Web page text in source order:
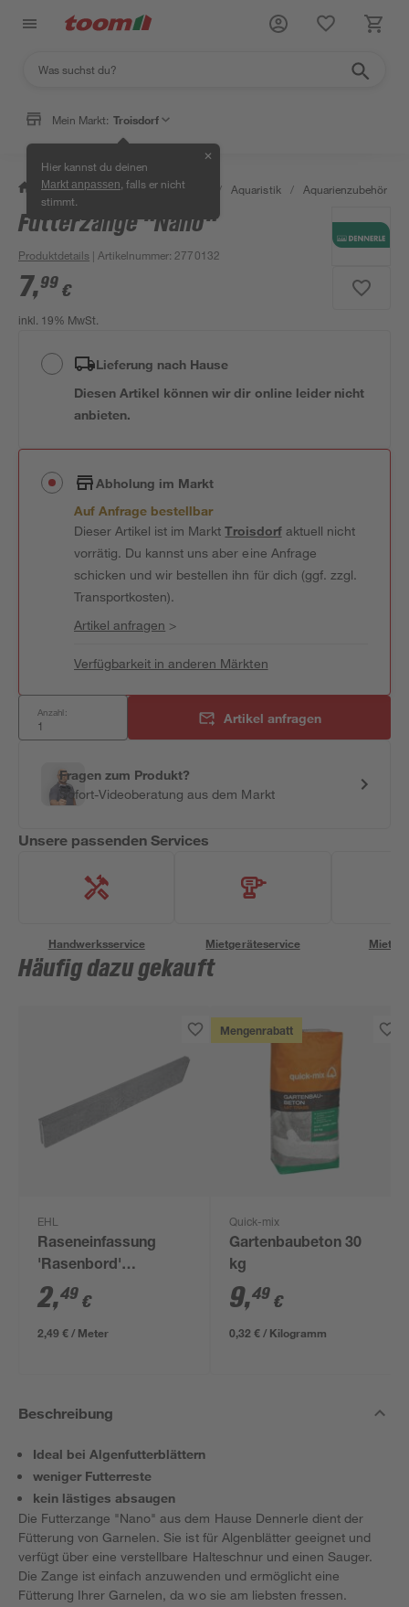
Mein Markt: Troisdorf
Hier kannst du deinen
Markt anpassen , falls er nicht
stimmt.
✕
/ Garten & Freizeit / Tierbedarf / Aquaristik / Aquarienzubehör
Futterzange "Nano"
Produktdetails | Artikelnummer: 2770132
7,99 €
inkl. 19% MwSt.
Lieferung nach Hause
Diesen Artikel können wir dir online leider nicht
anbieten.
Abholung im Markt
Auf Anfrage bestellbar
Dieser Artikel ist im MarktTroisdorfaktuell nicht
vorrätig. Du kannst uns aber eine Anfrage
schicken und wir bestellen ihn für dich (ggf. zzgl.
Transportkosten).
Artikel anfragen >
Verfügbarkeit in anderen Märkten
Anzahl: Artikel anfragen
Fragen zum Produkt?
Sofort-Videoberatung aus dem Markt
Unsere passenden Services
Handwerksservice Mietgeräteservice
Häufig dazu gekauft
EHL
Raseneinfassung
'Rasenbord'
beidseitig abgerundet
5 x 25 x 100 cm grau
2,49 €
2,49 € / Meter
Mengenrabatt
Quick-mix
Gartenbaubeton 30
kg
9,49 €
0,32 € / Kilogramm
Beschreibung
Ideal bei Algenfutterblättern
weniger Futterreste
kein lästiges absaugen
Die Futterzange "Nano" aus dem Hause Dennerle dient der
Fütterung von Garnelen. Sie ist für Algenblätter geeignet und
verfügt über eine verstellbare Halteschnur und einen Sauger.
Die Zange ist einfach anzuwenden und ermöglicht eine
Fütterung Ihrer Garnelen, da wo sie am liebsten fressen.